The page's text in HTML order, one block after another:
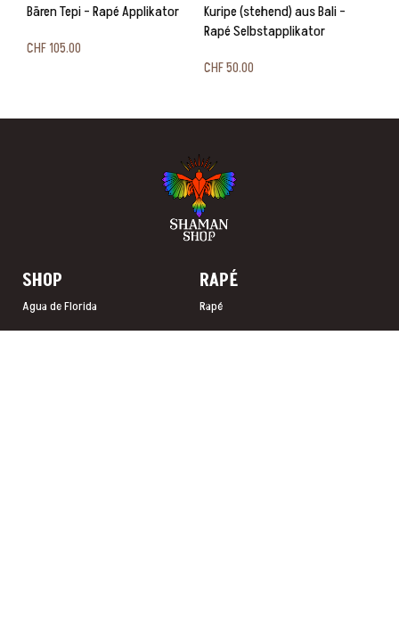
Bären Tepi – Rapé Applikator
CHF105.00
Kuripe (stehend) aus Bali –
Rapé Selbstapplikator
CHF50.00
SHOP
Agua de Florida
Duftsprays
RAPÉ
Rapé
Rapé Tabakfrei